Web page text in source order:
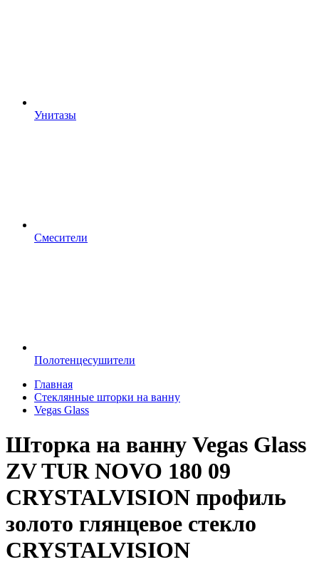
Унитазы
Смесители
Полотенцесушители
Главная
Стеклянные шторки на ванну
Vegas Glass
Шторка на ванну Vegas Glass
ZV TUR NOVO 180 09
CRYSTALVISION профиль
золото глянцевое стекло
CRYSTALVISION